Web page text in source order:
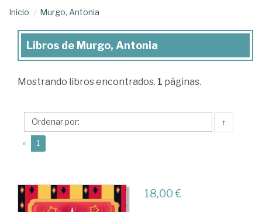
Inicio Murgo, Antonia
Libros
Murgo,
Libros de Murgo, Antonia
Mostrando libros encontrados. 1 páginas.
↑
« 1
18,00 €